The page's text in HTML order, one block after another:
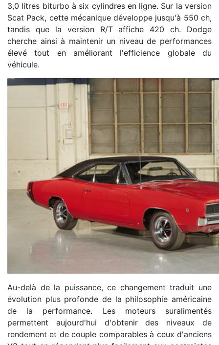
3,0 litres biturbo à six cylindres en ligne. Sur la version
Scat Pack, cette mécanique développe jusqu'à 550 ch,
tandis que la version R/T affiche 420 ch. Dodge
cherche ainsi à maintenir un niveau de performances
élevé tout en améliorant l'efficience globale du
véhicule.
Au-delà de la puissance, ce changement traduit une
évolution plus profonde de la philosophie américaine
de la performance. Les moteurs suralimentés
permettent aujourd'hui d'obtenir des niveaux de
rendement et de couple comparables à ceux d'anciens